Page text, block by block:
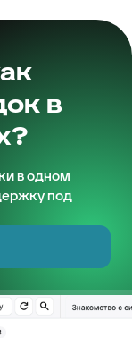
в
в одном
под